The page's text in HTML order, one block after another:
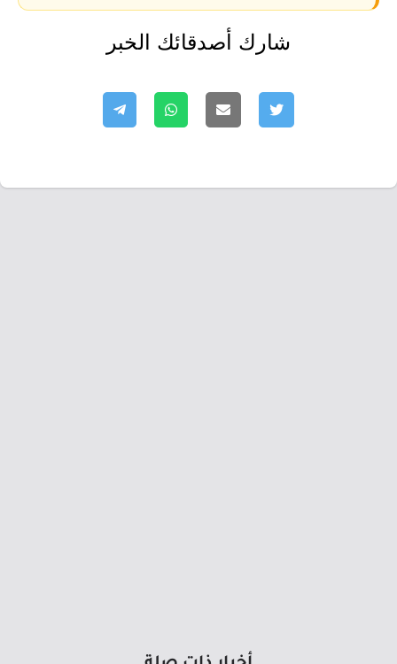
شارك أصدقائك الخبر